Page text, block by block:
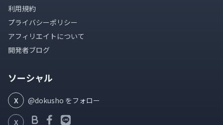
利用規約
プライバシーポリシー
アフィリエイトについて
開発者ブログ
ソーシャル
X @dokusho をフォロー
X